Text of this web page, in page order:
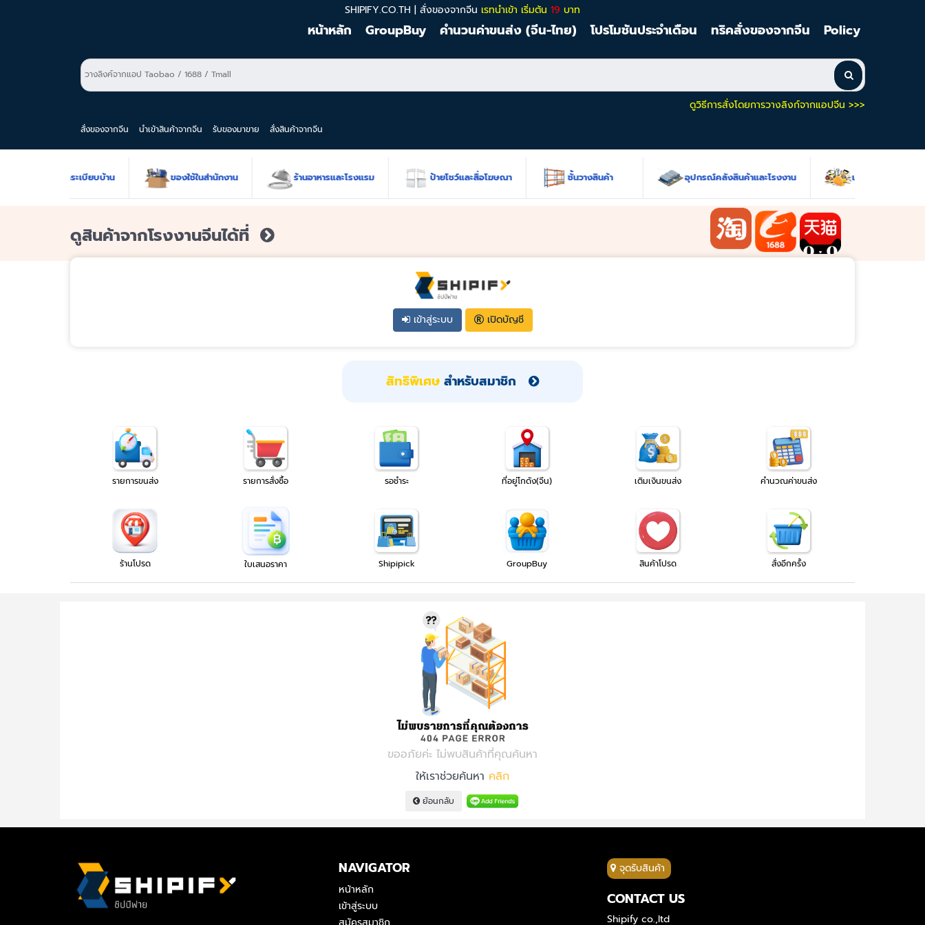
SHIPIFY.CO.TH | สั่งของจากจีน เรทนำเข้า เริ่มต้น 19 บาท
หน้าหลัก GroupBuy คำนวนค่าขนส่ง (จีน-ไทย) โปรโมชันประจำเดือน ทริคสั่งของจากจีน Policy
ดูวิธีการสั่งโดยการวางลิงก์จากแอปจีน >>>
สั่งของจากจีน นำเข้าสินค้าจากจีน รับของมาขาย สั่งสินค้าจากจีน
ขายส่งของใช้จัดระเบียบบ้าน ของใช้ในสำนักงาน ร้านอาหารและโรงแรม ป้ายโชว์และสื่อโฆษณา ชั้นวางสินค้า อุปกรณ์คลังสินค้าและโรงงาน เครื่องมือช่างและฮา
ดูสินค้าจากโรงงานจีนได้ที่
เข้าสู่ระบบ เปิดบัญชี
สิทธิพิเศษ สำหรับสมาชิก
รายการขนส่ง รายการสั่งซื้อ รอชำระ ที่อยู่โกดัง(จีน) เติมเงินขนส่ง คำนวณค่าขนส่ง
ร้านโปรด ใบเสนอราคา Shipipick GroupBuy สินค้าโปรด สั่งอีกครั้ง
ขออภัยค่ะ ไม่พบสินค้าที่คุณค้นหา
ให้เราช่วยค้นหา คลิก
ย้อนกลับ
NAVIGATOR
หน้าหลัก
เข้าสู่ระบบ
จุดรับสินค้า
CONTACT US
Shipify co.,ltd